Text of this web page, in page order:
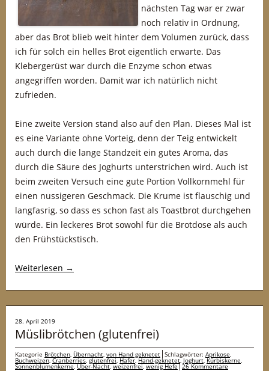
nächsten Tag war er zwar
noch relativ in Ordnung,
aber das Brot blieb weit hinter dem Volumen zurück, dass
ich für solch ein helles Brot eigentlich erwarte. Das
Klebergerüst war durch die Enzyme schon etwas
angegriffen worden. Damit war ich natürlich nicht
zufrieden.
Eine zweite Version stand also auf den Plan. Dieses Mal ist
es eine Variante ohne Vorteig, denn der Teig entwickelt
auch durch die lange Standzeit ein gutes Aroma, das
durch die Säure des Joghurts unterstrichen wird. Auch ist
beim zweiten Versuch eine gute Portion Vollkornmehl für
einen nussigeren Geschmack. Die Krume ist flauschig und
langfasrig, so dass es schon fast als Toastbrot durchgehen
würde. Ein leckeres Brot sowohl für die Brotdose als auch
den Frühstückstisch.
Weiterlesen →
28. April 2019
Müslibrötchen (glutenfrei)
Kategorie Brötchen, Übernacht, von Hand geknetet Schlagwörter: Aprikose,
Buchweizen,Cranberries,glutenfrei,Hafer,Hand-geknetet,Joghurt,Kürbiskerne,
Sonnenblumenkerne,Über-Nacht,weizenfrei,wenig Hefe 26 Kommentare